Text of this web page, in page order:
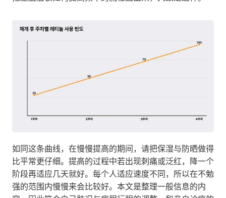
如同这条曲线，在慢慢提高的期间，请把保湿与防晒做得
比平常更仔细。提高的过程中若出现刺痛或泛红，降一个
阶段再适应几天就好。每个人适应速度不同，所以在不勉
强的范围内慢慢来会比较好。本文是整理一般信息的内